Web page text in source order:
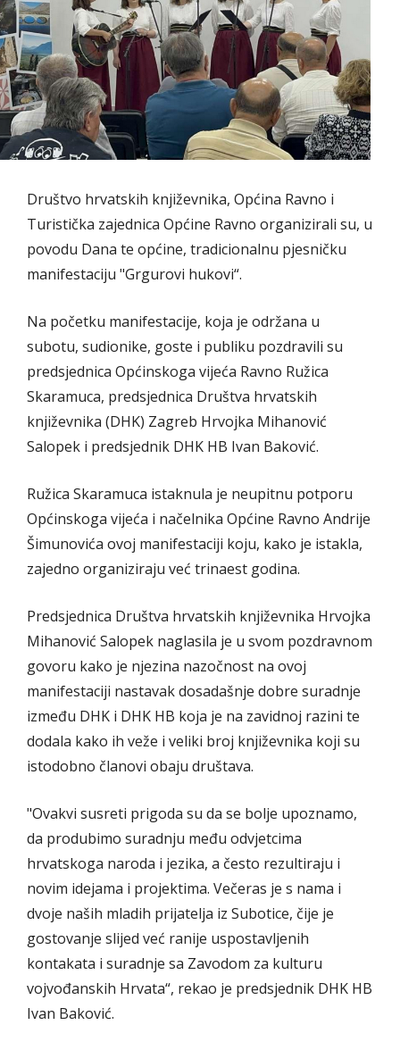
Društvo hrvatskih književnika, Općina Ravno i
Turistička zajednica Općine Ravno organizirali su, u
povodu Dana te općine, tradicionalnu pjesničku
manifestaciju "Grgurovi hukovi“.
Na početku manifestacije, koja je održana u
subotu, sudionike, goste i publiku pozdravili su
predsjednica Općinskoga vijeća Ravno Ružica
Skaramuca, predsjednica Društva hrvatskih
književnika (DHK) Zagreb Hrvojka Mihanović
Salopek i predsjednik DHK HB Ivan Baković.
Ružica Skaramuca istaknula je neupitnu potporu
Općinskoga vijeća i načelnika Općine Ravno Andrije
Šimunovića ovoj manifestaciji koju, kako je istakla,
zajedno organiziraju već trinaest godina.
Predsjednica Društva hrvatskih književnika Hrvojka
Mihanović Salopek naglasila je u svom pozdravnom
govoru kako je njezina nazočnost na ovoj
manifestaciji nastavak dosadašnje dobre suradnje
između DHK i DHK HB koja je na zavidnoj razini te
dodala kako ih veže i veliki broj književnika koji su
istodobno članovi obaju društava.
"Ovakvi susreti prigoda su da se bolje upoznamo,
da produbimo suradnju među odvjetcima
hrvatskoga naroda i jezika, a često rezultiraju i
novim idejama i projektima. Večeras je s nama i
dvoje naših mladih prijatelja iz Subotice, čije je
gostovanje slijed već ranije uspostavljenih
kontakata i suradnje sa Zavodom za kulturu
vojvođanskih Hrvata“, rekao je predsjednik DHK HB
Ivan Baković.